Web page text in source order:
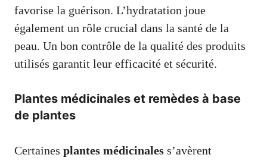
favorise la guérison. L’hydratation joue
également un rôle crucial dans la santé de la
peau. Un bon contrôle de la qualité des produits
utilisés garantit leur efficacité et sécurité.
Plantes médicinales et remèdes à base
de plantes
Certaines plantes médicinales s’avèrent